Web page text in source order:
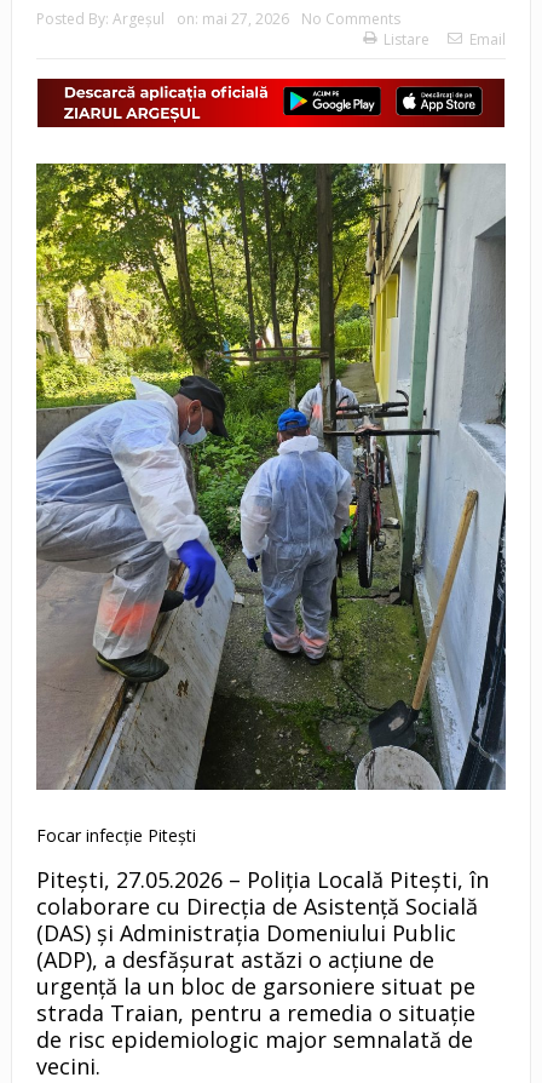
Posted By: Argeşul on: mai 27, 2026
No Comments
Listare
Email
Focar infecție Pitești
Pitești, 27.05.2026 – Poliția Locală Pitești, în
colaborare cu Direcția de Asistență Socială
(DAS) și Administrația Domeniului Public
(ADP), a desfășurat astăzi o acțiune de
urgență la un bloc de garsoniere situat pe
strada Traian, pentru a remedia o situație
de risc epidemiologic major semnalată de
vecini.